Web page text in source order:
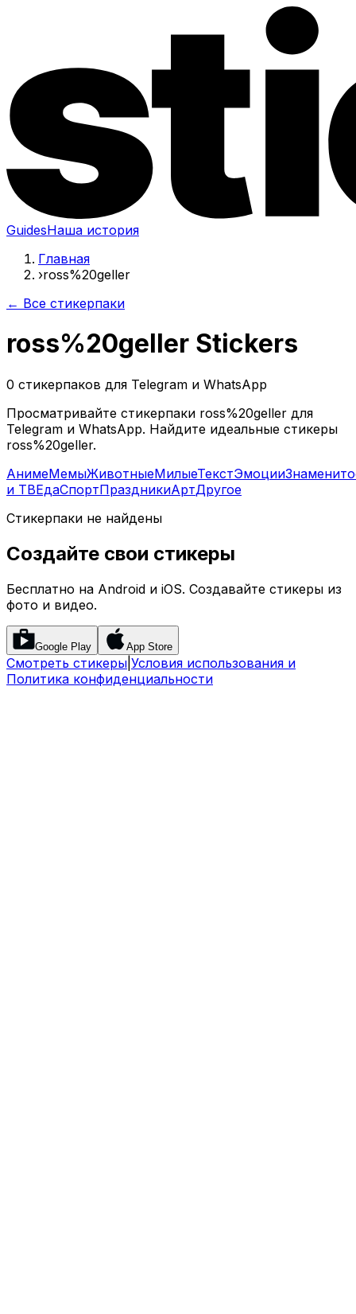
GuidesНаша история
Главная
›ross%20geller
← Все стикерпаки
ross%20geller Stickers
0 стикерпаков для Telegram и WhatsApp
Просматривайте стикерпаки ross%20geller для
Telegram и WhatsApp. Найдите идеальные стикеры
ross%20geller.
АнимеМемыЖивотныеМилыеТекстЭмоции
и ТВЕдаСпортПраздникиАртДругое
Стикерпаки не найдены
Создайте свои стикеры
Бесплатно на Android и iOS. Создавайте стикеры из
фото и видео.
Google Play App Store
Смотреть стикеры Условия использования и
Политика конфиденциальности